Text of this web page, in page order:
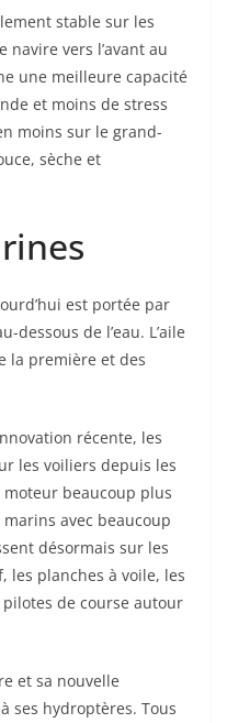
stable sur les
navire vers l’avant au
une meilleure capacité
et moins de stress
moins sur le grand-
sèche et
est portée par
dessous de l’eau. L’aile
la première et des
récente, les
les voiliers depuis les
beaucoup plus
avec beaucoup
désormais sur les
les planches à voile, les
de course autour
et sa nouvelle
ses hydroptères. Tous